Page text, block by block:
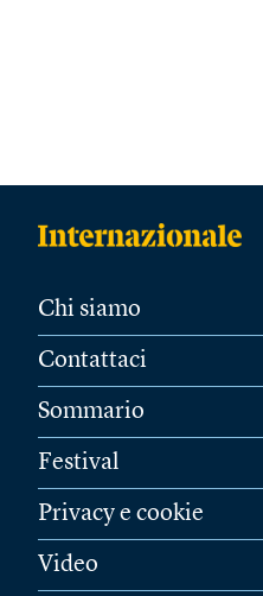
Chi siamo
Contattaci
Sommario
Festival
Privacy e cookie
Video